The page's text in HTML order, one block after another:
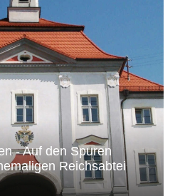
- Auf den Spuren
Reichsabtei